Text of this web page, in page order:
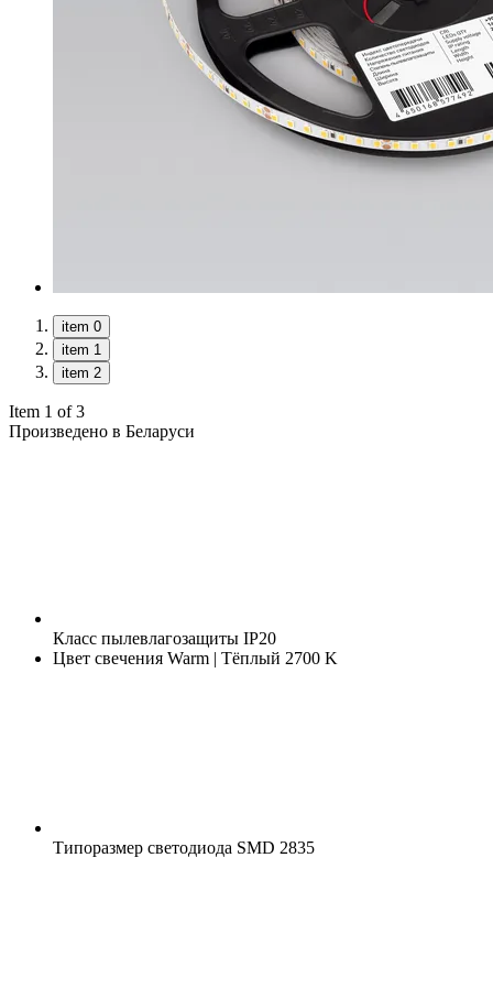
item 0
item 1
item 2
Item 1 of 3
Произведено в Беларуси
Класс пылевлагозащиты IP20
Цвет свечения Warm | Тёплый 2700 K
Типоразмер светодиода SMD 2835